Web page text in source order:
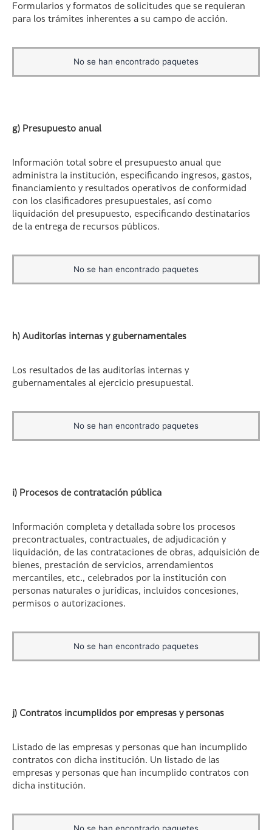
Formularios y formatos de solicitudes que se requieran
para los trámites inherentes a su campo de acción.
No se han encontrado paquetes
g) Presupuesto anual
Información total sobre el presupuesto anual que
administra la institución, especificando ingresos, gastos,
financiamiento y resultados operativos de conformidad
con los clasificadores presupuestales, así como
liquidación del presupuesto, especificando destinatarios
de la entrega de recursos públicos.
No se han encontrado paquetes
h) Auditorías internas y gubernamentales
Los resultados de las auditorías internas y
gubernamentales al ejercicio presupuestal.
No se han encontrado paquetes
i) Procesos de contratación pública
Información completa y detallada sobre los procesos
precontractuales, contractuales, de adjudicación y
liquidación, de las contrataciones de obras, adquisición de
bienes, prestación de servicios, arrendamientos
mercantiles, etc., celebrados por la institución con
personas naturales o jurídicas, incluidos concesiones,
permisos o autorizaciones.
No se han encontrado paquetes
j) Contratos incumplidos por empresas y personas
Listado de las empresas y personas que han incumplido
contratos con dicha institución. Un listado de las
empresas y personas que han incumplido contratos con
dicha institución.
No se han encontrado paquetes